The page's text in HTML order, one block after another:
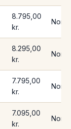
8.795,00
kr.
8.295,00
kr.
7.795,00
kr.
7.095,00
kr.